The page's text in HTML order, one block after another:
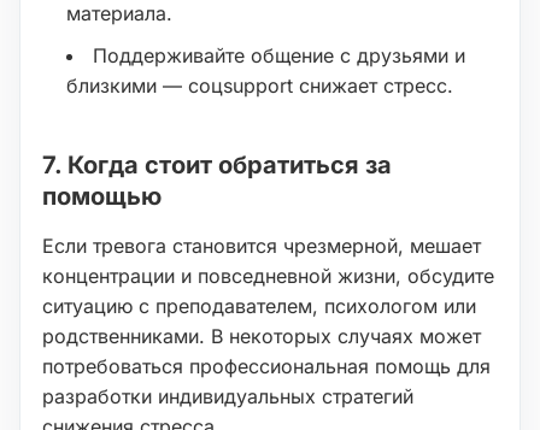
материала.
Поддерживайте общение с друзьями и
близкими — соцsupport снижает стресс.
7. Когда стоит обратиться за
помощью
Если тревога становится чрезмерной, мешает
концентрации и повседневной жизни, обсудите
ситуацию с преподавателем, психологом или
родственниками. В некоторых случаях может
потребоваться профессиональная помощь для
разработки индивидуальных стратегий